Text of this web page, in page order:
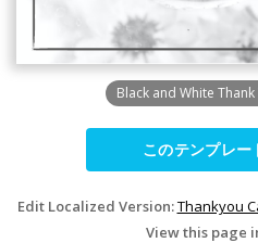
Black and White
このテンプレー
Edit Localized Version:Thankyou
View this page